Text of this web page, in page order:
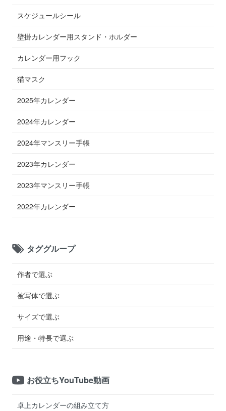
スケジュールシール
壁掛カレンダー用スタンド・ホルダー
カレンダー用フック
猫マスク
2025年カレンダー
2024年カレンダー
2024年マンスリー手帳
2023年カレンダー
2023年マンスリー手帳
2022年カレンダー
タググループ
作者で選ぶ
被写体で選ぶ
サイズで選ぶ
用途・特長で選ぶ
お役立ちYouTube動画
卓上カレンダーの組み立て方